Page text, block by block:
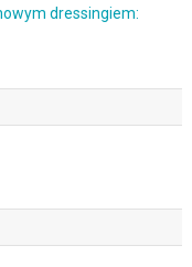
dressingiem: